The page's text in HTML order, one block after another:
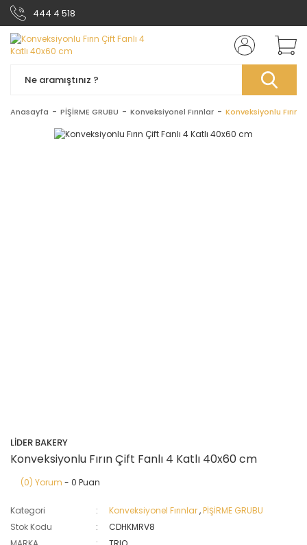
444 4 518
Anasayfa PİŞİRME GRUBU Konveksiyonel Fırınlar Konveksiyonlu Fırın
LİDER BAKERY
Konveksiyonlu Fırın Çift Fanlı 4 Katlı 40x60 cm
(0) Yorum - 0 Puan
Kategori Konveksiyonel Fırınlar,PİŞİRME GRUBU
Stok Kodu
CDHKMRV8